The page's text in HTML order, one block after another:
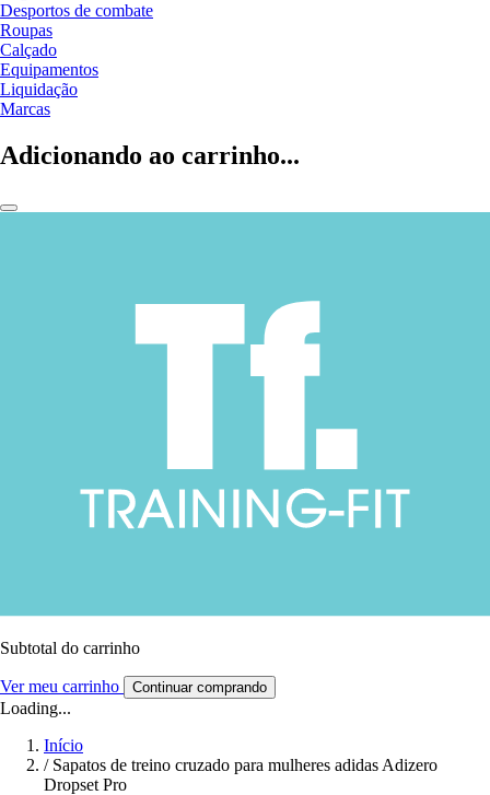
Desportos de combate
Roupas
Calçado
Equipamentos
Liquidação
Marcas
Adicionando ao carrinho...
Subtotal do carrinho
Ver meu carrinho Continuar comprando
Loading...
Início
/ Sapatos de treino cruzado para mulheres adidas Adizero
Dropset Pro